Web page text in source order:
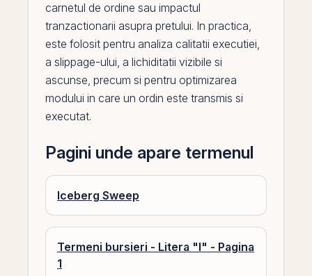
carnetul de ordine sau impactul
tranzactionarii asupra pretului. In practica,
este folosit pentru analiza calitatii executiei,
a slippage-ului, a lichiditatii vizibile si
ascunse, precum si pentru optimizarea
modului in care un ordin este transmis si
executat.
Pagini unde apare termenul
Iceberg Sweep
Termeni bursieri - Litera "I" - Pagina
1